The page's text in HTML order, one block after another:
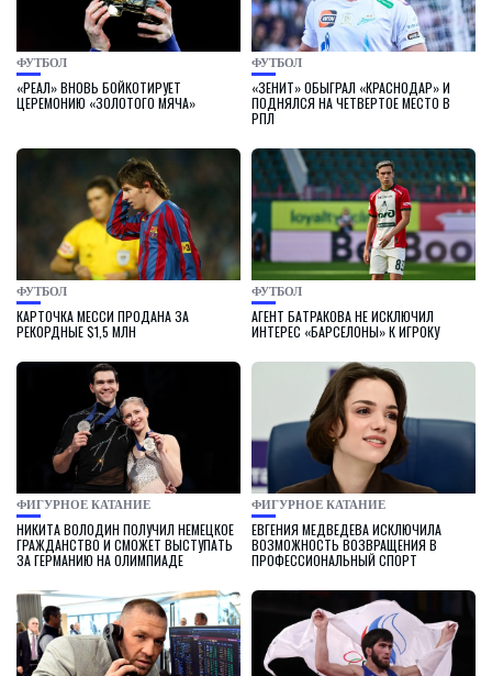
ФУТБОЛ
«РЕАЛ» ВНОВЬ БОЙКОТИРУЕТ
ЦЕРЕМОНИЮ «ЗОЛОТОГО МЯЧА»
ФУТБОЛ
«ЗЕНИТ» ОБЫГРАЛ «КРАСНОДАР» И
ПОДНЯЛСЯ НА ЧЕТВЕРТОЕ МЕСТО В
РПЛ
ФУТБОЛ
КАРТОЧКА МЕССИ ПРОДАНА ЗА
РЕКОРДНЫЕ $1,5 МЛН
ФУТБОЛ
АГЕНТ БАТРАКОВА НЕ ИСКЛЮЧИЛ
ИНТЕРЕС «БАРСЕЛОНЫ» К ИГРОКУ
ФИГУРНОЕ КАТАНИЕ
НИКИТА ВОЛОДИН ПОЛУЧИЛ НЕМЕЦКОЕ
ГРАЖДАНСТВО И СМОЖЕТ ВЫСТУПАТЬ
ЗА ГЕРМАНИЮ НА ОЛИМПИАДЕ
ФИГУРНОЕ КАТАНИЕ
ЕВГЕНИЯ МЕДВЕДЕВА ИСКЛЮЧИЛА
ВОЗМОЖНОСТЬ ВОЗВРАЩЕНИЯ В
ПРОФЕССИОНАЛЬНЫЙ СПОРТ